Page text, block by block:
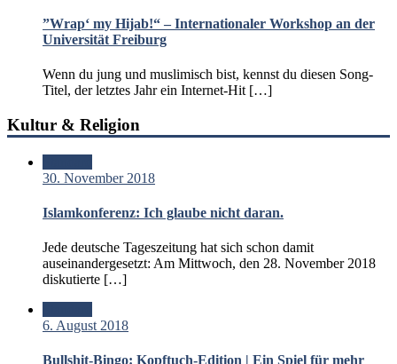
”Wrap‘ my Hijab!“ – Internationaler Workshop an der
Universität Freiburg
Wenn du jung und muslimisch bist, kennst du diesen Song-
Titel, der letztes Jahr ein Internet-Hit […]
Kultur & Religion
30. November 2018
Islamkonferenz: Ich glaube nicht daran.
Jede deutsche Tageszeitung hat sich schon damit
auseinandergesetzt: Am Mittwoch, den 28. November 2018
diskutierte […]
6. August 2018
Bullshit-Bingo: Kopftuch-Edition | Ein Spiel für mehr